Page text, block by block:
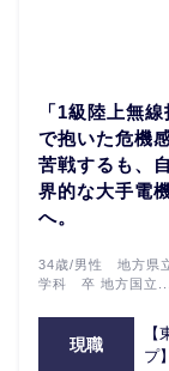
「1級陸上無
で抱いた危機
苦戦するも、
界的な大手電
へ。
34歳/男性 地方県
学科 卒 地方国立...
現職
プ